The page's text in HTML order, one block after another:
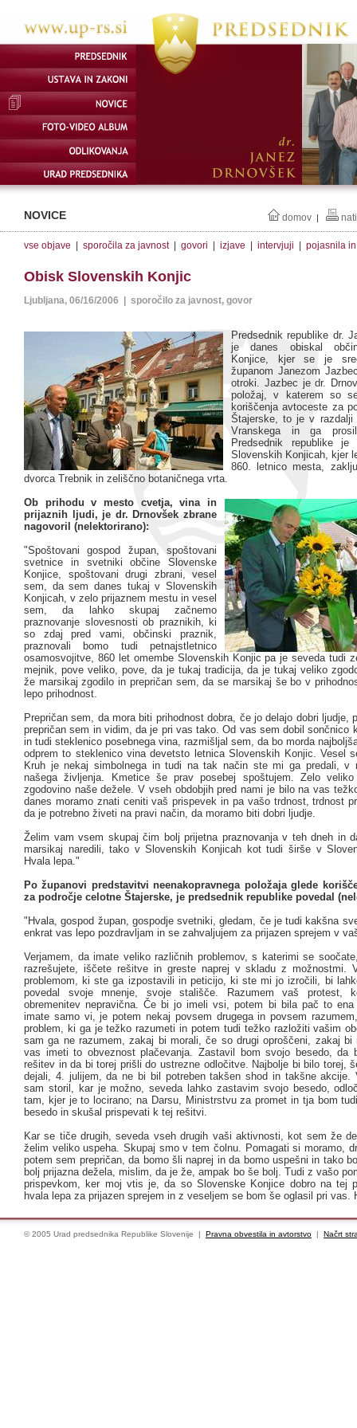
NOVICE domov |
vse objave sporočila za javnost| govori izjave intervjuji pojasnila
Obisk Slovenskih Konjic
Ljubljana, 06/16/2006 | sporočilo za javnost, govor
Predsednik republike dr.
je danes obiskal
Konjice, kjer se je
županom Janezom
otroki. Jazbec je dr.
položaj, v katerem so
koriščenja avtoceste za
Štajerske, to je v razdalji
Vranskega in ga
Predsednik republike
Slovenskih Konjicah, kjer
860. letnico mesta,
dvorca Trebnik in zeliščno botaničnega vrta.
Ob prihodu v mesto cvetja, vina in
prijaznih ljudi, je dr. Drnovšek zbrane
nagovoril (nelektorirano):
"Spoštovani gospod župan, spoštovani
svetnice in svetniki občine Slovenske
Konjice, spoštovani drugi zbrani, vesel
sem, da sem danes tukaj v Slovenskih
Konjicah, v zelo prijaznem mestu in vesel
sem, da lahko skupaj začnemo
praznovanje slovesnosti ob praznikih, ki
so zdaj pred vami, občinski praznik,
praznovali bomo tudi petnajstletnico
osamosvojitve, 860 let omembe Slovenskih Konjic pa je seveda tudi
mejnik, pove veliko, pove, da je tukaj tradicija, da je tukaj veliko
že marsikaj zgodilo in prepričan sem, da se marsikaj še bo v
lepo prihodnost.
Prepričan sem, da mora biti prihodnost dobra, če jo delajo dobri ljudje,
prepričan sem in vidim, da je pri vas tako. Od vas sem dobil sončnico
in tudi steklenico posebnega vina, razmišljal sem, da bo morda
odprem to steklenico vina devetsto letnica Slovenskih Konjic. Vesel
Kruh je nekaj simbolnega in tudi na tak način ste mi ga predali, v
našega življenja. Kmetice še prav posebej spoštujem. Zelo
zgodovino naše dežele. V vseh obdobjih pred nami je bilo na vas
danes moramo znati ceniti vaš prispevek in pa vašo trdnost, trdnost
da je potrebno živeti na pravi način, da moramo biti dobri ljudje.
Želim vam vsem skupaj čim bolj prijetna praznovanja v teh dneh in
marsikaj naredili, tako v Slovenskih Konjicah kot tudi širše v
Hvala lepa."
Po županovi predstavitvi neenakopravnega položaja glede
za področje celotne Štajerske, je predsednik republike povedal
"Hvala, gospod župan, gospodje svetniki, gledam, če je tudi kakšna
enkrat vas lepo pozdravljam in se zahvaljujem za prijazen sprejem v
Verjamem, da imate veliko različnih problemov, s katerimi se
razrešujete, iščete rešitve in greste naprej v skladu z možnostmi.
problemom, ki ste ga izpostavili in peticijo, ki ste mi jo izročili, bi
povedal svoje mnenje, svoje stališče. Razumem vaš protest,
obremenitev nepravična. Če bi jo imeli vsi, potem bi bila pač to
imate samo vi, je potem nekaj povsem drugega in povsem
problem, ki ga je težko razumeti in potem tudi težko razložiti vašim
sam ga ne razumem, zakaj bi morali, če so drugi oproščeni, zakaj bi
vas imeti to obveznost plačevanja. Zastavil bom svojo besedo, da
rešitev in da bi torej prišli do ustrezne odločitve. Najbolje bi bilo torej,
dejali, 4. julijem, da ne bi bil potreben takšen shod in takšne akcije.
sam storil, kar je možno, seveda lahko zastavim svojo besedo,
tam, kjer je to locirano; na Darsu, Ministrstvu za promet in tja bom
besedo in skušal prispevati k tej rešitvi.
Kar se tiče drugih, seveda vseh drugih vaši aktivnosti, kot sem že
želim veliko uspeha. Skupaj smo v tem čolnu. Pomagati si moramo,
potem sem prepričan, da bomo šli naprej in da bomo uspešni in tako
bolj prijazna dežela, mislim, da je že, ampak bo še bolj. Tudi z vašo
prispevkom, ker moj vtis je, da so Slovenske Konjice dobro na tej
hvala lepa za prijazen sprejem in z veseljem se bom še oglasil pri vas.
© 2005 Urad predsednika Republike Slovenije | Pravna obvestila in avtorstvo | Načrt